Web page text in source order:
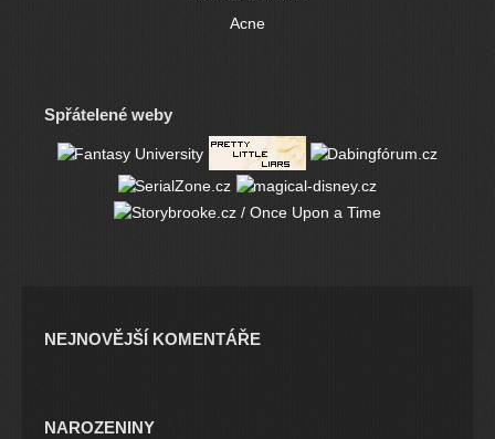
Acne
Spřátelené weby
NEJNOVĚJŠÍ KOMENTÁŘE
NAROZENINY